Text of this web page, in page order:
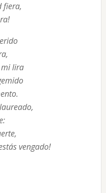
fiera,
mi lira
vengado!